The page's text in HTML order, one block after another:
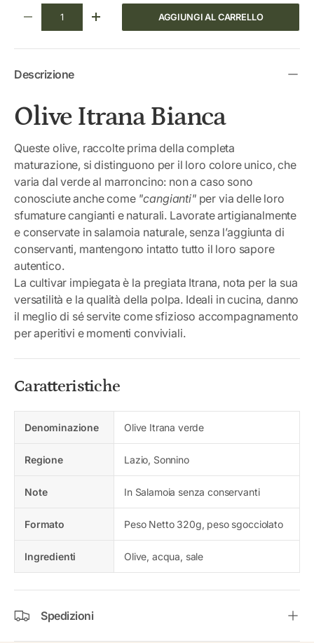
DIMINUIRE LA QUANTITÀAUMENTA LA QUANTITÀAGGIUNGI AL CARRELLO
Descrizione
Olive Itrana Bianca
Queste olive, raccolte prima della completa
maturazione, si distinguono per il loro colore unico, che
varia dal verde al marroncino: non a caso sono
conosciute anche come "cangianti"per via delle loro
sfumature cangianti e naturali. Lavorate artigianalmente
e conservate in salamoia naturale, senza l’aggiunta di
conservanti, mantengono intatto tutto il loro sapore
autentico.
La cultivar impiegata è la pregiata Itrana, nota per la sua
versatilità e la qualità della polpa. Ideali in cucina, danno
il meglio di sé servite come sfizioso accompagnamento
per aperitivi e momenti conviviali.
Caratteristiche
Denominazione Olive Itrana verde
Regione Lazio, Sonnino
Note In Salamoia senza conservanti
Formato Peso Netto 320g, peso sgocciolato
Ingredienti Olive, acqua, sale
Spedizioni